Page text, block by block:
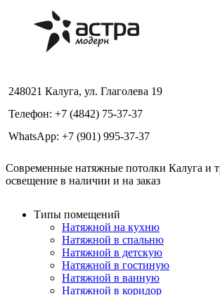
248021 Калуга, ул. Глаголева 19
Телефон: +7 (4842) 75-37-37
WhatsApp: +7 (901) 995-37-37
Современные натяжные потолки Калуга и
освещение в наличии и на заказ
Типы помещений
Натяжной на кухню
Натяжной в спальню
Натяжной в детскую
Натяжной в гостиную
Натяжной в ванную
Натяжной в коридор